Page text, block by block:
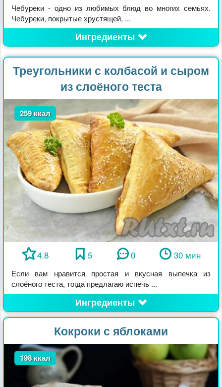
Чебуреки - одно из любимых блюд во многих семьях.
Чебуреки, покрытые хрустящей, ...
Ингредиенты
Треугольники с колбасой и сыром
из слоёного теста
259 ккал
4.8 5 0 30 мин
Если вам нравится простая и вкусная выпечка из
слоёного теста, тогда предлагаю испечь ...
Ингредиенты
Кокроки с яблоками
198 ккал